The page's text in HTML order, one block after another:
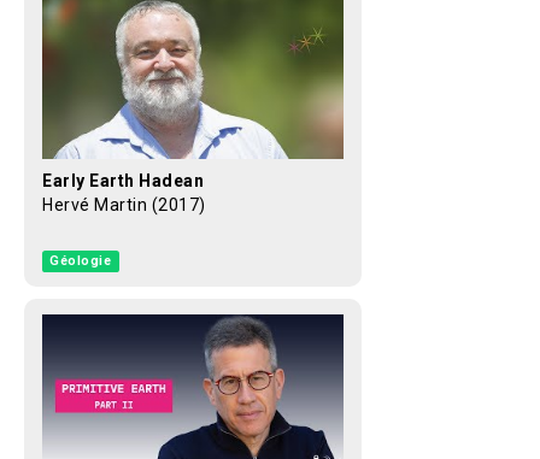
Early Earth Hadean
Hervé Martin (2017)
Géologie